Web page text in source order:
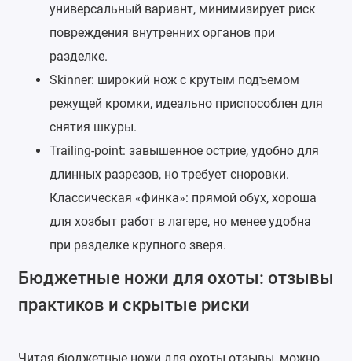
универсальный вариант, минимизирует риск
повреждения внутренних органов при
разделке.
Skinner: широкий нож с крутым подъемом
режущей кромки, идеально приспособлен для
снятия шкуры.
Trailing-point: завышенное острие, удобно для
длинных разрезов, но требует сноровки.
Классическая «финка»: прямой обух, хороша
для хозбыт работ в лагере, но менее удобна
при разделке крупного зверя.
Бюджетные ножи для охоты: отзывы
практиков и скрытые риски